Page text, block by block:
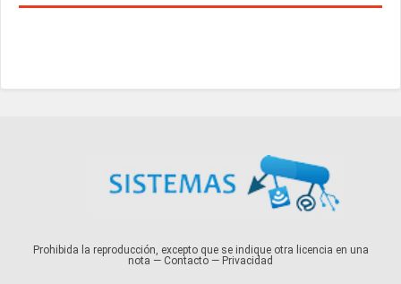
Prohibida la reproducción, excepto que se indique otra licencia en una
nota — Contacto — Privacidad